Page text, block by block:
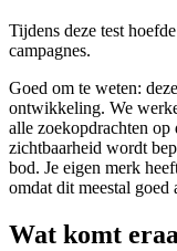
Tijdens deze test
campagnes.
Goed om te weten:
ontwikkeling. We
alle zoekopdrachten op
zichtbaarheid wordt
bod. Je eigen merk
omdat dit meestal goed
Wat komt